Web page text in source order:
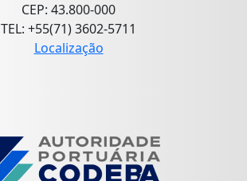
CEP: 43.800-000
TEL: +55(71) 3602-5711
Localização